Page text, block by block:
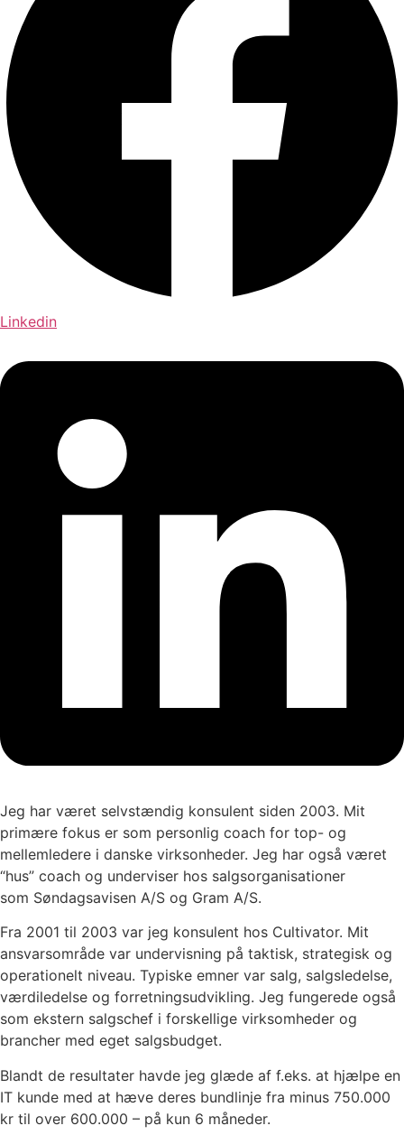
Linkedin
Jeg har været selvstændig konsulent siden 2003. Mit
primære fokus er som personlig coach for top- og
mellemledere i danske virksonheder. Jeg har også været
“hus” coach og underviser hos salgsorganisationer
som Søndagsavisen A/S og Gram A/S.
Fra 2001 til 2003 var jeg konsulent hos Cultivator. Mit
ansvarsområde var undervisning på taktisk, strategisk og
operationelt niveau. Typiske emner var salg, salgsledelse,
værdiledelse og forretningsudvikling. Jeg fungerede også
som ekstern salgschef i forskellige virksomheder og
brancher med eget salgsbudget.
Blandt de resultater havde jeg glæde af f.eks. at hjælpe en
IT kunde med at hæve deres bundlinje fra minus 750.000
kr til over 600.000 – på kun 6 måneder.